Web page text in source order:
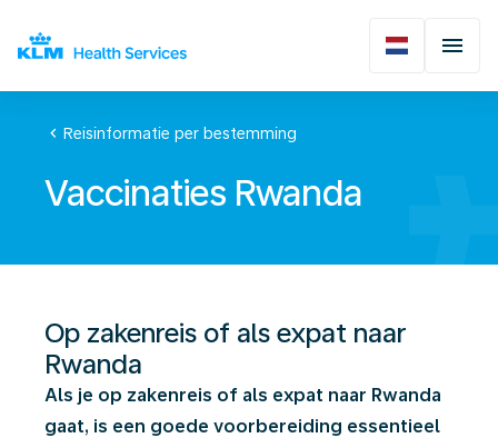
chevron_left Reisinformatie per bestemming
Vaccinaties Rwanda
Op zakenreis of als expat naar
Rwanda
Als je op zakenreis of als expat naar Rwanda
gaat, is een goede voorbereiding essentieel